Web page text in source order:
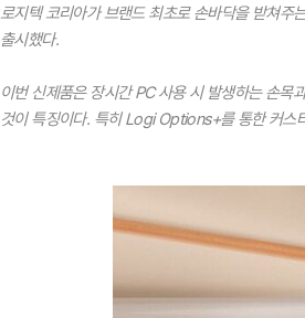
로지텍 코리아가 브랜드 최초로 손바닥을 받쳐
출시했다.
이번 신제품은 장시간 PC 사용 시 발생하는 손목
것이 특징이다. 특히 Logi Options+를 통한 커스